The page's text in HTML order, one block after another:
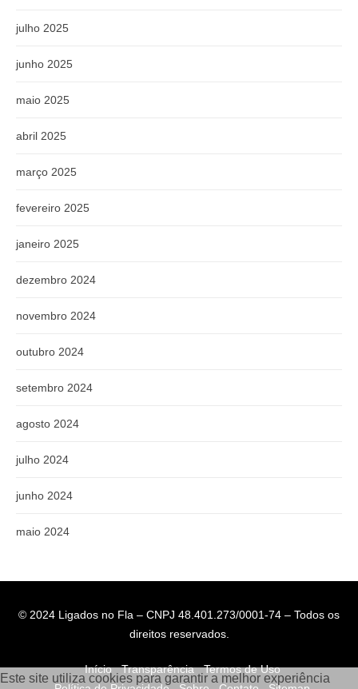
julho 2025
junho 2025
maio 2025
abril 2025
março 2025
fevereiro 2025
janeiro 2025
dezembro 2024
novembro 2024
outubro 2024
setembro 2024
agosto 2024
julho 2024
junho 2024
maio 2024
© 2024 Ligados no Fla – CNPJ 48.401.273/0001-74 – Todos os
direitos reservados.
Início Transparência
Termos de Uso
Este site utiliza cookies para garantir a melhor experiência